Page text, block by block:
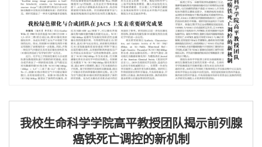
我校生命科学学院高平教授团队揭示前列腺
癌铁死亡调控的新机制